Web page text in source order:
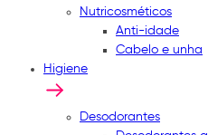
Nutricosméticos
Anti-idade
Cabelo e unha
Higiene
Desodorantes